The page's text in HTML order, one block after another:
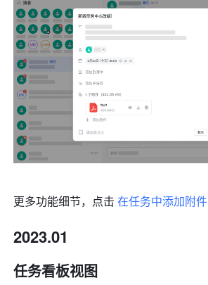
更多功能细节，点击 在任务中添加附件
2023.01
任务看板视图